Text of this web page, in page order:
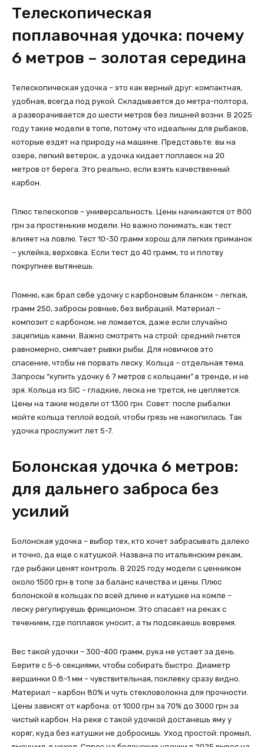
Телескопическая
поплавочная удочка: почему
6 метров – золотая середина
Телескопическая удочка – это как верный друг: компактная,
удобная, всегда под рукой. Складывается до метра-полтора,
а разворачивается до шести метров без лишней возни. В 2025
году такие модели в топе, потому что идеальны для рыбаков,
которые ездят на природу на машине. Представьте: вы на
озере, легкий ветерок, а удочка кидает поплавок на 20
метров от берега. Это реально, если взять качественный
карбон.
Плюс телескопов – универсальность. Цены начинаются от 800
грн за простенькие модели. Но важно понимать, как тест
влияет на ловлю. Тест 10-30 грамм хорош для легких приманок
– уклейка, верховка. Если тест до 40 грамм, то и плотву
покрупнее вытянешь.
Помню, как брал себе удочку с карбоновым бланком – легкая,
грамм 250, забросы ровные, без вибраций. Материал –
композит с карбоном, не ломается, даже если случайно
зацепишь камни. Важно смотреть на строй: средний гнется
равномерно, смягчает рывки рыбы. Для новичков это
спасение, чтобы не порвать леску. Кольца – отдельная тема.
Запросы “купить удочку 6 7 метров с кольцами” в тренде, и не
зря. Кольца из SIC – гладкие, леска не трется, не цепляется.
Цены на такие модели от 1300 грн. Совет: после рыбалки
мойте кольца теплой водой, чтобы грязь не накопилась. Так
удочка прослужит лет 5-7.
Болонская удочка 6 метров:
для дальнего заброса без
усилий
Болонская удочка – выбор тех, кто хочет забрасывать далеко
и точно, да еще с катушкой. Названа по итальянским рекам,
где рыбаки ценят контроль. В 2025 году модели с ценником
около 1500 грн в топе за баланс качества и цены. Плюс
болонской в кольцах по всей длине и катушке на комле –
леску регулируешь фрикционом. Это спасает на реках с
течением, где поплавок уносит, а ты подсекаешь вовремя.
Вес такой удочки – 300-400 грамм, рука не устает за день.
Берите с 5-6 секциями, чтобы собирать быстро. Диаметр
вершинки 0.8-1 мм – чувствительная, поклевку сразу видно.
Материал – карбон 80% и чуть стекловолокна для прочности.
Цены зависят от карбона: от 1000 грн за 70% до 3000 грн за
чистый карбон. На реке с такой удочкой достанешь яму у
коряг, куда без катушки не добросишь. Уход простой: промыл,